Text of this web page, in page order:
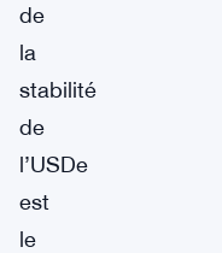
de
la
stabilité
de
l’USDe
est
le